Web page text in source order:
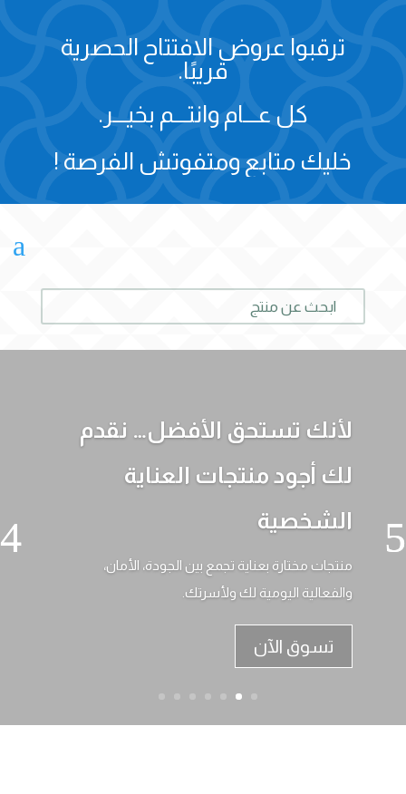
ترقبوا عروض الافتتاح الحصرية
قريبًا.
كل عـــام وانتـــم بخيـــر.
خليك متابع ومتفوتش الفرصة !
a
لأنك تستحق الأفضل… نقدم
لك أجود منتجات العناية
الشخصية
منتجات مختارة بعناية تجمع بين الجودة، الأمان،
والفعالية اليومية لك ولأسرتك.
تسوق الآن